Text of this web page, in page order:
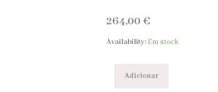
264,00€
Availability:Em stock
Adicionar